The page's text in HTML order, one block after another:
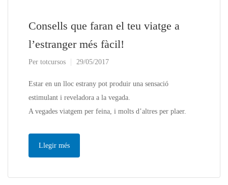
Consells que faran el teu viatge a
l’estranger més fàcil!
Per totcursos 29/05/2017
Estar en un lloc estrany pot produir una sensació
estimulant i reveladora a la vegada.
A vegades viatgem per feina, i molts d’altres per plaer.
Llegir més